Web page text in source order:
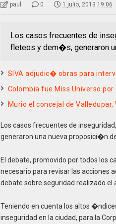
paul 0 1 julio, 2013 19:06
Los casos frecuentes de
fleteos y dem�s, generaron
SIVA adjudic� obras para
Colombia fue Miss Universo
Murio el concejal de Valledupar,
Los casos frecuentes de
generaron una nueva proposici�n
El debate, promovido por todos los
necesario para revisar las acciones
debate sobre seguridad realizado el
Teniendo en cuenta los altos
inseguridad en la ciudad, para la